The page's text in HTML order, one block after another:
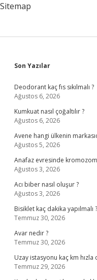
Sitemap
Sidebar
Son Yazılar
Deodorant kaç fıs sıkılmalı ?
Ağustos 6, 2026
Kumkuat nasıl çoğaltılır ?
Ağustos 6, 2026
Avene hangi ülkenin
Ağustos 5, 2026
Anafaz evresinde kromozom
Ağustos 3, 2026
Acı biber nasıl oluşur ?
Ağustos 3, 2026
Bisiklet kaç dakika yapılmalı ?
Temmuz 30, 2026
Avar nedir ?
Temmuz 30, 2026
Uzay istasyonu kaç km hızla
Temmuz 29, 2026